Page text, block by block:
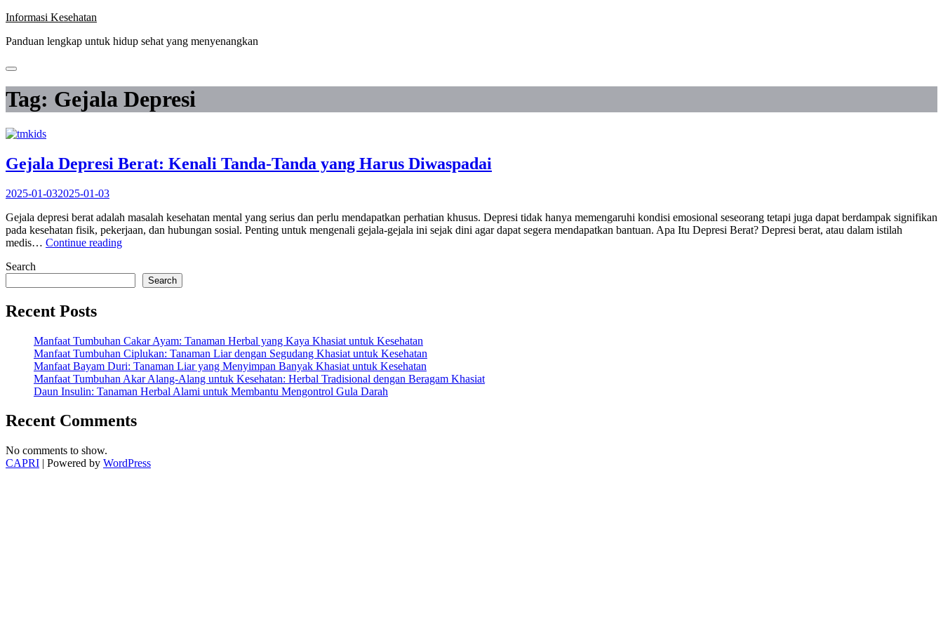
Skip
content
Informasi Kesehatan
Panduan lengkap untuk hidup sehat yang menyenangkan
Tag: Gejala Depresi
Gejala Depresi Berat: Kenali Tanda-Tanda yang Harus Diwaspadai
2025-01-032025-01-03
Gejala depresi berat adalah masalah kesehatan mental yang serius dan perlu mendapatkan perhatian khusus. Depresi tidak hanya memengaruhi kondisi emosional seseorang tetapi juga dapat berdampak signifikan
pada kesehatan fisik, pekerjaan, dan hubungan sosial. Penting untuk mengenali gejala-gejala ini sejak dini agar dapat segera mendapatkan bantuan. Apa Itu Depresi Berat? Depresi berat, atau dalam istilah
medis… Continue reading“Gejala
Kenali
Diwaspadai”
Search
Search
Recent Posts
Manfaat Tumbuhan Cakar Ayam: Tanaman Herbal yang Kaya Khasiat untuk Kesehatan
Manfaat Tumbuhan Ciplukan: Tanaman Liar dengan Segudang Khasiat untuk Kesehatan
Manfaat Bayam Duri: Tanaman Liar yang Menyimpan Banyak Khasiat untuk Kesehatan
Manfaat Tumbuhan Akar Alang-Alang untuk Kesehatan: Herbal Tradisional dengan Beragam Khasiat
Daun Insulin: Tanaman Herbal Alami untuk Membantu Mengontrol Gula Darah
Recent Comments
No comments to show.
CAPRI | Powered by WordPress